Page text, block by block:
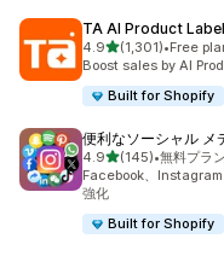
TA AI Product
4.95つ星中
(1,301)
合計レビュー数：1301
•Free
Boost sales by AI
Built for Shopify
便利なソーシャル メ
4.95つ星中
(145)
合計レビュー数：145件
•無料プラ
Facebook、Instagram
強化
Built for Shopify